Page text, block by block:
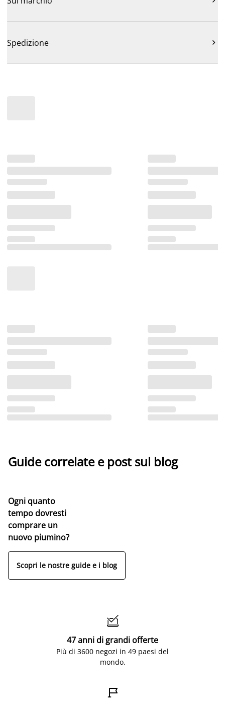
Spedizione 
Guide correlate e post sul blog
Ogni quanto
tempo dovresti
comprare un
nuovo piumino?
Scopri le nostre guide e i blog

47 anni di grandi offerte
Più di 3600 negozi in 49 paesi del
mondo.
